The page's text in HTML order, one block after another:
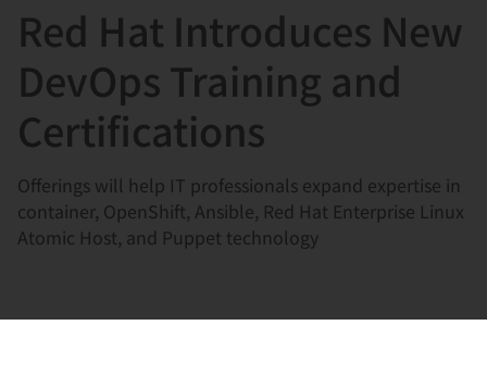
Red Hat Introduces New
DevOps Training and
Certifications
Offerings will help IT professionals expand expertise in
container, OpenShift, Ansible, Red Hat Enterprise Linux
Atomic Host, and Puppet technology